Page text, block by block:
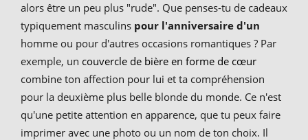
alors être un peu plus "rude". Que penses-tu de cadeaux
typiquement masculins pour l'anniversaire d'un
homme ou pour d'autres occasions romantiques ? Par
exemple, un couvercle de bière en forme de cœur
combine ton affection pour lui et ta compréhension
pour la deuxième plus belle blonde du monde. Ce n'est
qu'une petite attention en apparence, que tu peux faire
imprimer avec une photo ou un nom de ton choix. Il